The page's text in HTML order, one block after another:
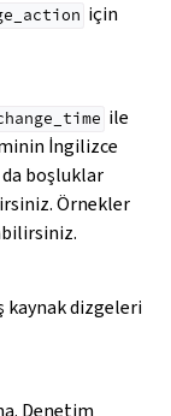
için
ile
İngilizce
da boşluklar
Örnekler
dizgeleri
Denetim